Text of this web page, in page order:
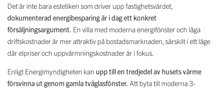
Det är inte bara estetiken som driver upp fastighetsvärdet,
dokumenterad energibesparing är i dag ett konkret
försäljningsargument. En villa med moderna energifönster och låga
driftskostnader är mer attraktiv på bostadsmarknaden, särskilt i ett läge
där elpriser och uppvärmningskostnader är i fokus.
Enligt Energimyndigheten kan upp till en tredjedel av husets värme
försvinna ut genom gamla tvåglasfönster. Att byta till moderna 3-